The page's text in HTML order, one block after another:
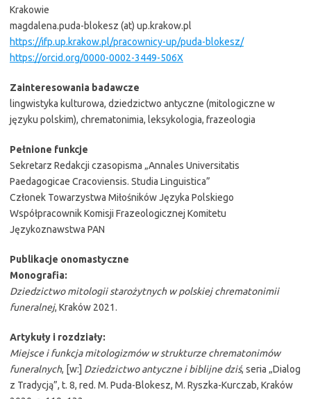
Krakowie
magdalena.puda-blokesz (at) up.krakow.pl
https://ifp.up.krakow.pl/pracownicy-up/puda-blokesz/
https://orcid.org/0000-0002-3449-506X
Zainteresowania badawcze
lingwistyka kulturowa, dziedzictwo antyczne (mitologiczne w
języku polskim), chrematonimia, leksykologia, frazeologia
Pełnione funkcje
Sekretarz Redakcji czasopisma „Annales Universitatis
Paedagogicae Cracoviensis. Studia Linguistica”
Członek Towarzystwa Miłośników Języka Polskiego
Współpracownik Komisji Frazeologicznej Komitetu
Językoznawstwa PAN
Publikacje onomastyczne
Monografia:
Dziedzictwo mitologii starożytnych w polskiej chrematonimii
funeralnej, Kraków 2021.
Artykuły i rozdziały:
Miejsce i funkcja mitologizmów w strukturze chrematonimów
funeralnych, [w:] Dziedzictwo antyczne i biblijne dziś, seria „Dialog
z Tradycją”, t. 8, red. M. Puda-Blokesz, M. Ryszka-Kurczab, Kraków